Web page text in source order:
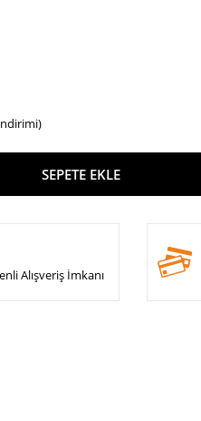
SEPETE EKLE
Alışveriş İmkanı